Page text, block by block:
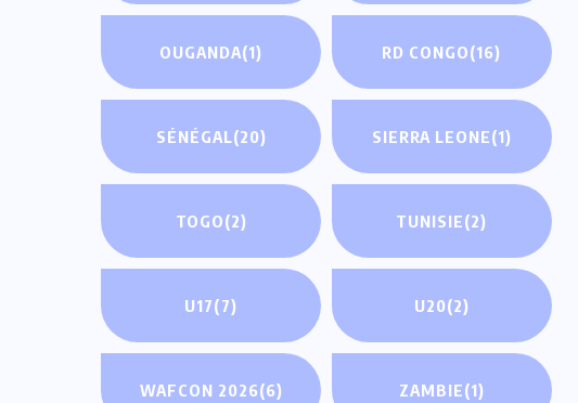
OUGANDA(1) RD CONGO(16)
SÉNÉGAL(20) SIERRA LEONE(1)
TOGO(2) TUNISIE(2)
U17(7) U20(2)
WAFCON 2026(6) ZAMBIE(1)